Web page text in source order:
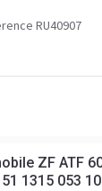
RU40907
ZF ATF
1315 053